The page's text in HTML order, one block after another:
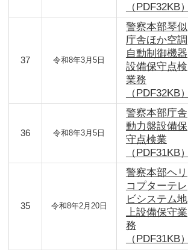
（PDF32KB）
37 令和8年3月5日
警察本部琴似
庁舎ほか空調
自動制御機器
設備保守点検
業務
（PDF32KB）
36 令和8年3月5日
警察本部庁舎
動力盤設備保
守点検業
（PDF31KB）
35 令和8年2月20日
警察本部ヘリ
コプターテレ
ビシステム地
上設備保守業
務
（PDF31KB）